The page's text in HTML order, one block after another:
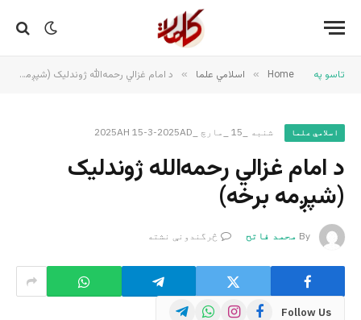
تاسو په Home
» اسلامي علما » د امام غزالي رحمه‌الله ژوندلیک (شپږمه برخه)
اسلامي علما شنبه _15 _مارچ _2025AH 15-3-2025AD
د امام غزالي رحمه‌الله ژوندلیک
(شپږمه برخه)
By محمد فاتح څرگندونې نشته
Follow Us
Facebook
Instagram
WhatsApp
Telegram